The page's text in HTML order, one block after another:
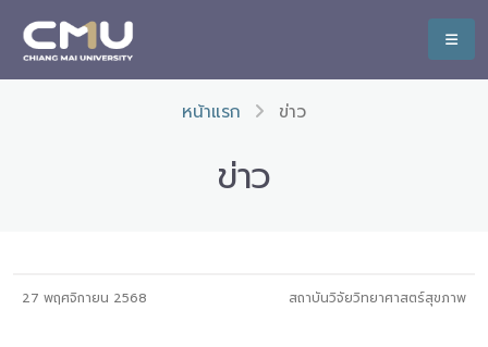
หน้าแรก ข่าว
ข่าว
27 พฤศจิกายน 2568 สถาบันวิจัยวิทยาศาสตร์สุขภาพ